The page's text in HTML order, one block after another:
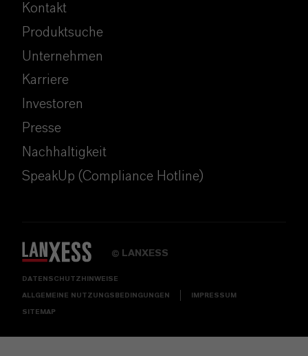
Kontakt
Produktsuche
Unternehmen
Karriere
Investoren
Presse
Nachhaltigkeit
SpeakUp (Compliance Hotline)
© LANXESS
DATENSCHUTZHINWEISE
ALLGEMEINE NUTZUNGSBEDINGUNGEN IMPRESSUM
SITEMAP